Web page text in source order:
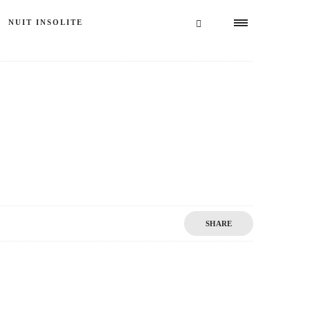
NUIT INSOLITE
SHARE